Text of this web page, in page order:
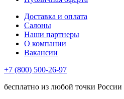
Доставка и оплата
Салоны
Наши партнеры
О компании
Вакансии
+7 (800) 500-26-97
бесплатно из любой точки России